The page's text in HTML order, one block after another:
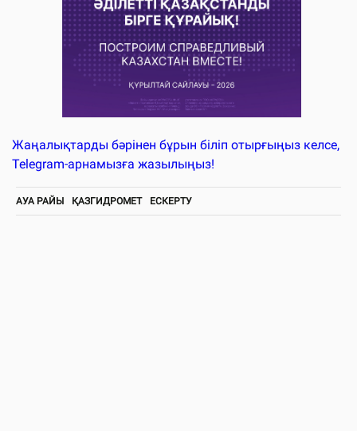
Жаңалықтарды бәрінен бұрын біліп отырғыңыз келсе,
Telegram-арнамызға жазылыңыз!
АУА РАЙЫ ҚАЗГИДРОМЕТ ЕСКЕРТУ